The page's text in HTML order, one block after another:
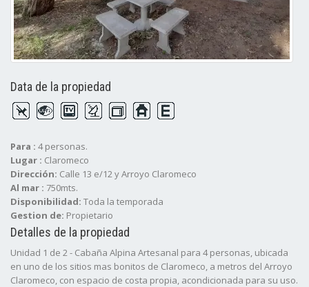
Data de la propiedad
Para : 4 personas.
Lugar : Claromeco
Dirección: Calle 13 e/12 y Arroyo Claromeco
Al mar : 750mts.
Disponibilidad: Toda la temporada
Gestion de: Propietario
Detalles de la propiedad
Unidad 1 de 2 - Cabaña Alpina Artesanal para 4 personas, ubicada
en uno de los sitios mas bonitos de Claromeco, a metros del Arroyo
Claromeco, con espacio de costa propia, acondicionada para su uso.